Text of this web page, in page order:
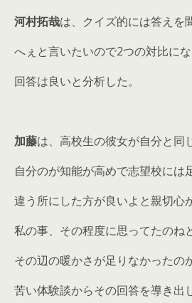
河村拓哉は、クイズ的には答えを
へぇと言いたいので2つの対比に
回答は良いと分析した。
加藤は、高校生の彼女が自分と同
自分のが知能が高めで志望校には
違う所にした方が良いよと親切心
私の事、その程度に思ってたのね
その辺の暖かさが足りなかったの
苦い体験談からその回答を導き出